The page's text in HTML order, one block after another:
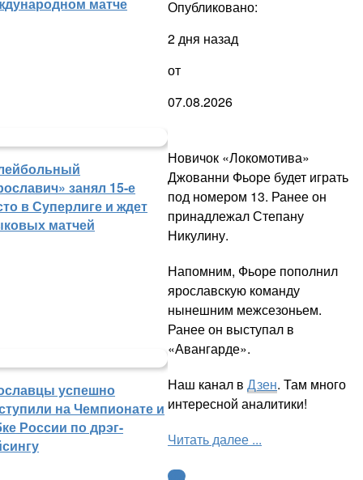
матче
занял 15-е
в Суперлиге и ждет
матчей
успешно
на Чемпионате и
России по дрэг-
Опубликовано:
2 дня назад
от
07.08.2026
Новичок «Локомотива»
Джованни Фьоре будет играть
под номером 13. Ранее он
принадлежал Степану
Никулину.
Напомним, Фьоре пополнил
ярославскую команду
нынешним межсезоньем.
Ранее он выступал в
«Авангарде».
Наш канал в Дзен. Там много
интересной аналитики!
Читать далее ...
КХЛ